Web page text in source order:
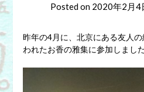
Posted on 2020年2月4
昨年の4月に、北京にある友人
われたお香の雅集に参加しました